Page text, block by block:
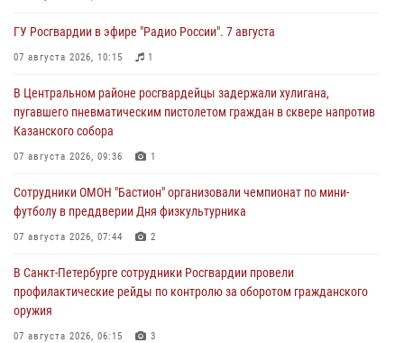
ГУ Росгвардии в эфире "Радио России". 7 августа
07 августа 2026, 10:15 1
В Центральном районе росгвардейцы задержали хулигана,
пугавшего пневматическим пистолетом граждан в сквере напротив
Казанского собора
07 августа 2026, 09:36 1
Сотрудники ОМОН "Бастион" организовали чемпионат по мини-
футболу в преддверии Дня физкультурника
07 августа 2026, 07:44 2
В Санкт-Петербурге сотрудники Росгвардии провели
профилактические рейды по контролю за оборотом гражданского
оружия
07 августа 2026, 06:15 3